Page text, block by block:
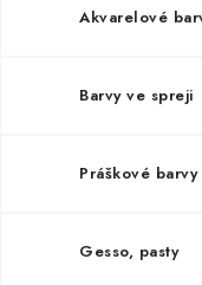
Hodnocení obchodu
Jak nakupovat
Akvarelové
Barvy ve spreji
Práškové barvy
Gesso, pasty